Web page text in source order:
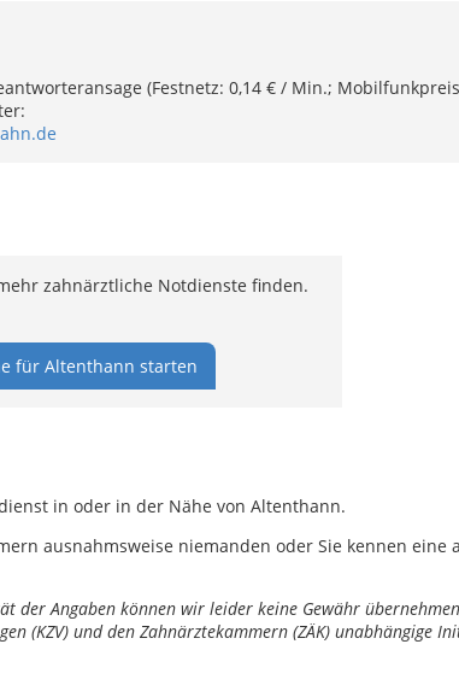
(Festnetz: 0,14 € / Min.;
zahnärztliche Notdienste finden.
für Altenthann starten
in oder in der Nähe von Altenthann.
ausnahmsweise niemanden oder Sie kennen
der Angaben können wir leider keine Gewähr
(KZV) und den Zahnärztekammern (ZÄK) unabhängige